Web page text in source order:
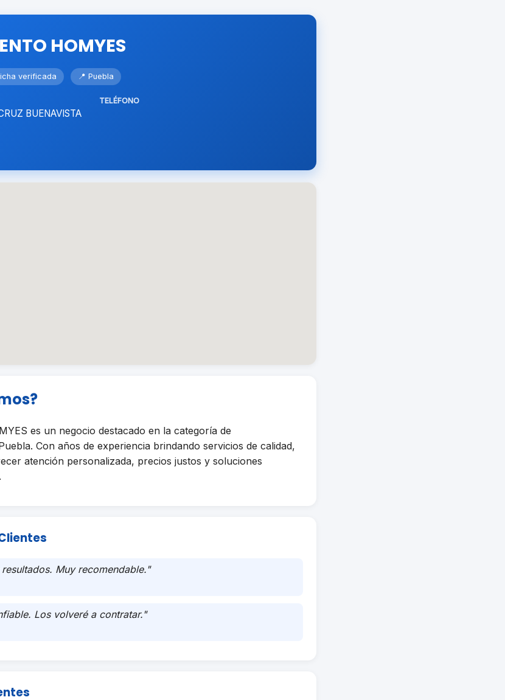
HOMYES
verificada 📍 Puebla
BUENAVISTA
TELÉFONO
es un negocio destacado en la categoría de
Con años de experiencia brindando servicios de calidad,
atención personalizada, precios justos y soluciones
Muy recomendable."
Los volveré a contratar."